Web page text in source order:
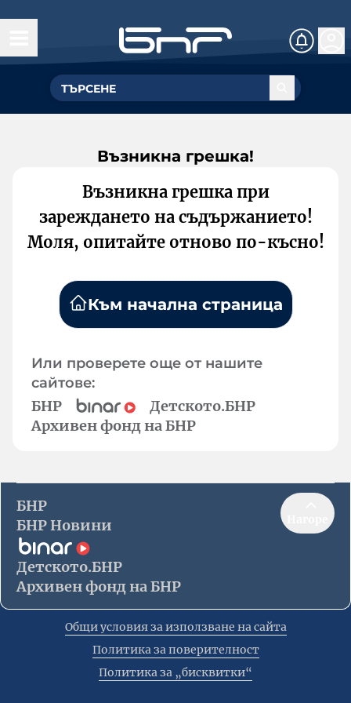
Възникна грешка!
Възникна грешка при
зареждането на съдържанието!
Моля, опитайте отново по-късно!
Към начална страница
Или проверете още от нашите
сайтове:
БНР
Детското.БНР
Архивен фонд на БНР
БНР
БНР Новини
Детското.БНР
Архивен фонд на БНР
Общи условия за използване на сайта
Политика за поверителност
Политика за „бисквитки“